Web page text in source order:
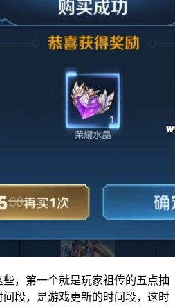
，第一个就是玩家祖传的五点抽
段，是游戏更新的时间段，这时